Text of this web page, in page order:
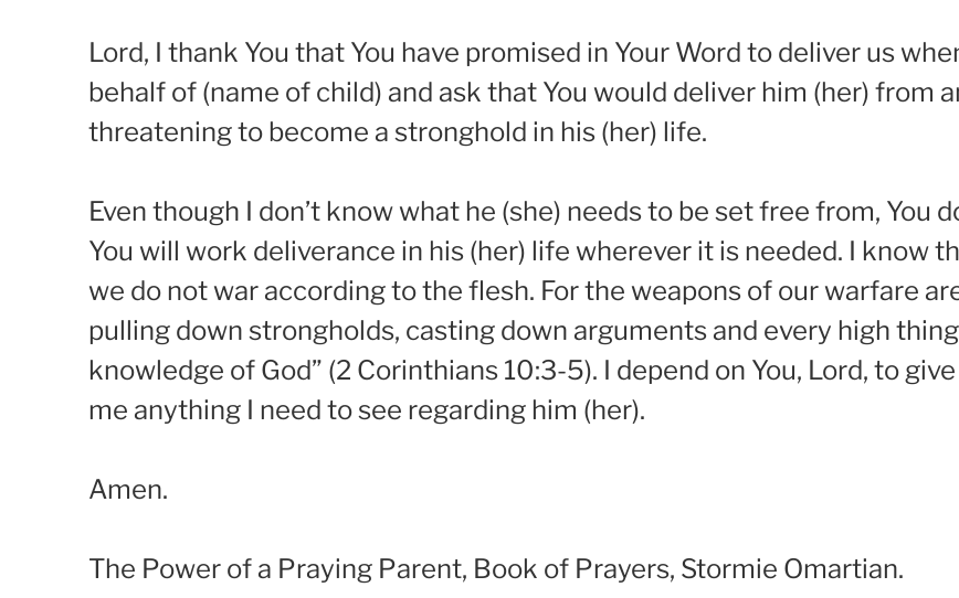
Lord, I thank You that You have promised in Your Word to deliver us
behalf of (name of child) and ask that You would deliver him (her) from
threatening to become a stronghold in his (her) life.
Even though I don’t know what he (she) needs to be set free from, You
You will work deliverance in his (her) life wherever it is needed. I know
we do not war according to the flesh. For the weapons of our warfare
pulling down strongholds, casting down arguments and every high
knowledge of God” (2 Corinthians 10:3-5). I depend on You, Lord, to
me anything I need to see regarding him (her).
Amen.
The Power of a Praying Parent, Book of Prayers, Stormie Omartian.